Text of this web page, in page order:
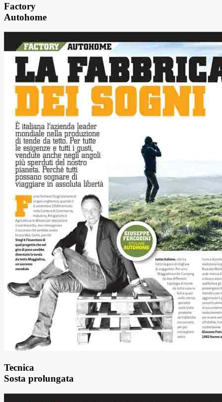
Factory
Autohome
Tecnica
Sosta prolungata